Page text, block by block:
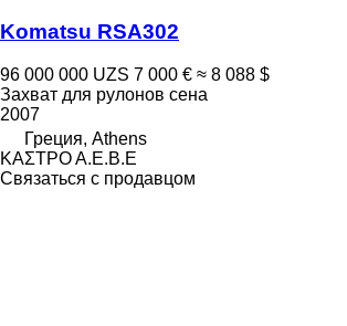
Komatsu RSA302
96 000 000 UZS 7 000 € ≈ 8 088 $
Захват для рулонов сена
2007
Греция, Athens
ΚΑΣΤΡΟ Α.Ε.Β.Ε
Связаться с продавцом